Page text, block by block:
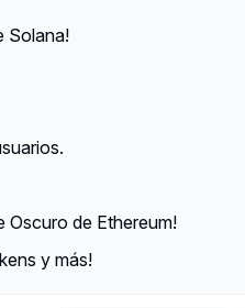
Solana!
Oscuro de Ethereum!
y más!